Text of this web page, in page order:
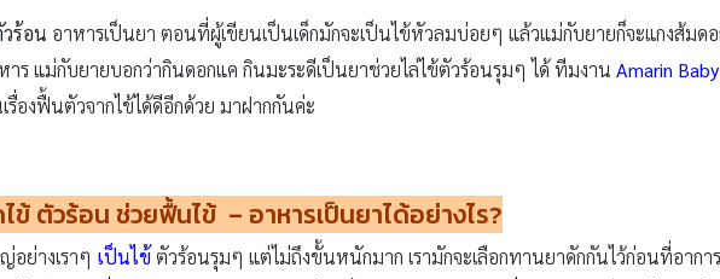
ร้อน อาหารเป็นยา ตอนที่ผู้เขียนเป็นเด็กมักจะเป็นไข้หัวลมบ่อยๆ แล้วแม่กับยายก็จะแกงส้มด
ร แม่กับยายบอกว่ากินดอกแค กินมะระดีเป็นยาช่วยไล่ไข้ตัวร้อนรุมๆ ได้ ทีมงาน Amarin
รื่องฟื้นตัวจากไข้ได้ดีอีกด้วย มาฝากกันค่ะ
ข้ ตัวร้อน ช่วยฟื้นไข้ – อาหารเป็นยาได้อย่างไร?
อย่างเราๆ เป็นไข้ ตัวร้อนรุมๆ แต่ไม่ถึงขั้นหนักมาก เรามักจะเลือกทานยาดักกันไว้ก่อนที่อาก